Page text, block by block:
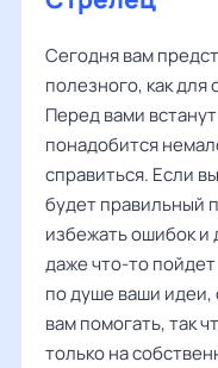
Сегодня вам
полезного, как для
Перед вами
понадобится
справиться. Если
будет правильный
избежать ошибок и
даже что-то
по душе ваши идеи,
вам помогать, так
только на